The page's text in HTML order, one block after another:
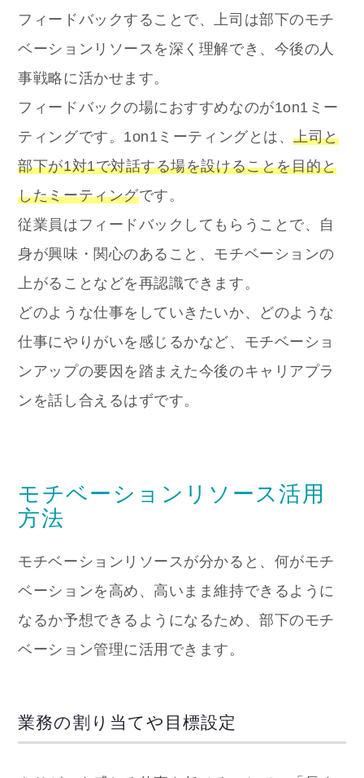
フィードバックすることで、上司は部下のモチ
ベーションリソースを深く理解でき、今後の人
事戦略に活かせます。
フィードバックの場におすすめなのが1on1ミー
ティングです。1on1ミーティングとは、上司と
部下が1対1で対話する場を設けることを目的と
したミーティングです。
従業員はフィードバックしてもらうことで、自
身が興味・関心のあること、モチベーションの
上がることなどを再認識できます。
どのような仕事をしていきたいか、どのような
仕事にやりがいを感じるかなど、モチベーショ
ンアップの要因を踏まえた今後のキャリアプラ
ンを話し合えるはずです。
モチベーションリソース活用
方法
モチベーションリソースが分かると、何がモチ
ベーションを高め、高いまま維持できるように
なるか予想できるようになるため、部下のモチ
ベーション管理に活用できます。
業務の割り当てや目標設定